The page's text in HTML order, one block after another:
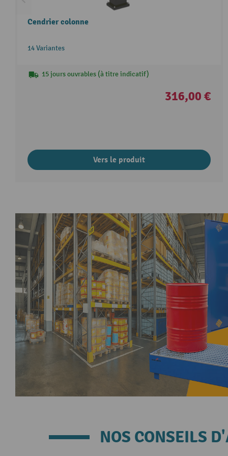
Cendrier colonne
14 Variantes
15 jours ouvrables (à titre indicatif)
316,00 €
Vers le produit
NOS CONSEILS